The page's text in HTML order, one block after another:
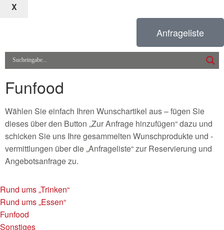
X
Anfrageliste
Funfood
Wählen Sie einfach Ihren Wunschartikel aus – fügen Sie
dieses über den Button „Zur Anfrage hinzufügen“ dazu und
schicken Sie uns Ihre gesammelten Wunschprodukte und -
vermittlungen über die „Anfrageliste“ zur Reservierung und
Angebotsanfrage zu.
Rund ums „Trinken“
Rund ums „Essen“
Funfood
Sonstiges